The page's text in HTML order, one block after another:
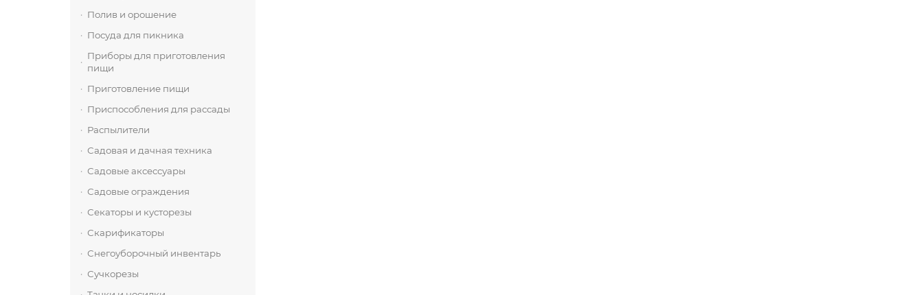
Полив и орошение
Посуда для пикника
Приборы для приготовления
пищи
Приготовление пищи
Приспособления для рассады
Распылители
Садовая и дачная техника
Садовые аксессуары
Садовые ограждения
Секаторы и кусторезы
Скарификаторы
Снегоуборочный инвентарь
Сучкорезы